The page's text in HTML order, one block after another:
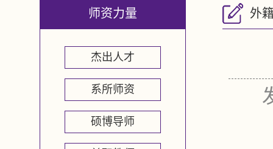
师资力量
杰出人才
系所师资
硕博导师
外